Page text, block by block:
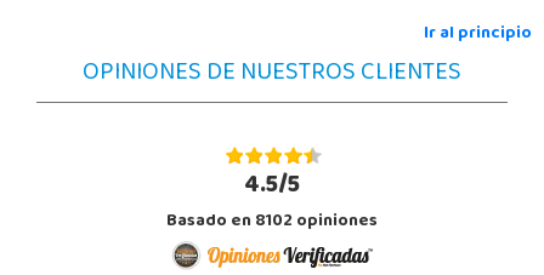
Juguetilandia Don Benito Vegas
Badajoz
Ir al principio
OPINIONES DE NUESTROS CLIENTES
4.5/5
Basado en 8102 opiniones